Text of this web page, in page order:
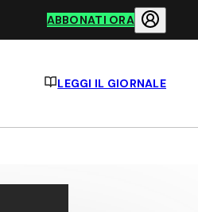
ABBONATI ORA
LEGGI IL GIORNALE